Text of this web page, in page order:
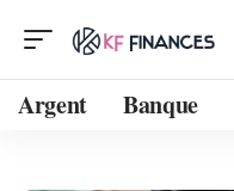
Argent Banque